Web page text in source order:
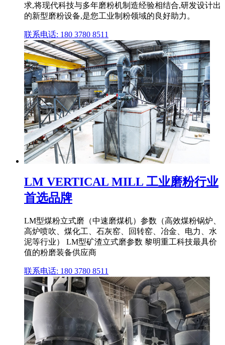
求,将现代科技与多年磨粉机制造经验相结合,研发设计出
的新型磨粉设备,是您工业制粉领域的良好助力。
联系电话: 180 3780 8511
LM VERTICAL MILL 工业磨粉行业
首选品牌
LM型煤粉立式磨（中速磨煤机）参数（高效煤粉锅炉、
高炉喷吹、煤化工、石灰窑、回转窑、冶金、电力、水
泥等行业） LM型矿渣立式磨参数 黎明重工科技最具价
值的粉磨装备供应商
联系电话: 180 3780 8511